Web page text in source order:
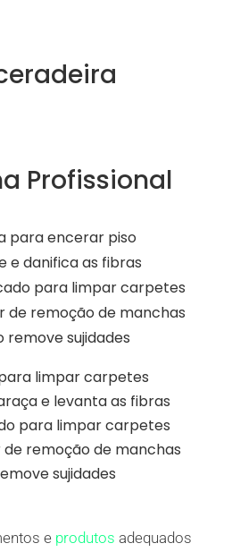
Profissional
para encerar piso
e danifica as fibras
para limpar carpetes
de remoção de manchas
remove sujidades
limpar carpetes
e levanta as fibras
para limpar carpetes
remoção de manchas
sujidades
e produtos adequados